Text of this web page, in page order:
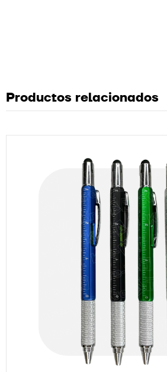
Productos relacionados